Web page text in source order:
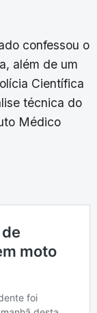
confessou o
além de um
Científica
técnica do
Médico